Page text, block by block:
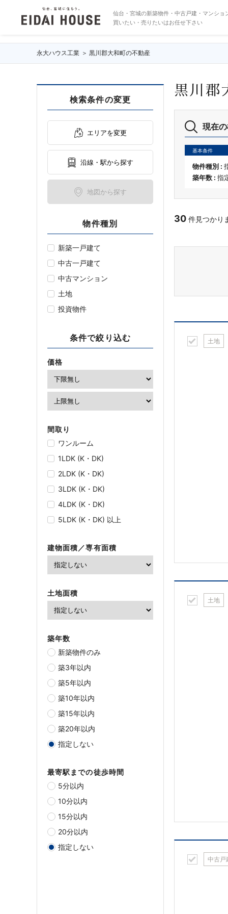
仙台・宮城の新築物件・中古戸建・マンショ
買いたい・売りたいはお任せ下さい
永大ハウス工業 黒川郡大和町の不動産
検索条件の変更
エリアを変更
沿線・駅から探す
地図から探す
物件種別
新築一戸建て
中古一戸建て
中古マンション
土地
投資物件
条件で絞り込む
価格
間取り
ワンルーム
1LDK (K・DK)
2LDK (K・DK)
3LDK (K・DK)
4LDK (K・DK)
5LDK (K・DK) 以上
建物面積／専有面積
土地面積
築年数
新築物件のみ
築3年以内
築5年以内
築10年以内
築15年以内
築20年以内
指定しない
最寄駅までの徒歩時間
5分以内
10分以内
15分以内
20分以内
指定しない
黒川郡
現在
基本条件
物件種別 :
築年数 : 指
30 件見つかり
土地
土地
中古戸